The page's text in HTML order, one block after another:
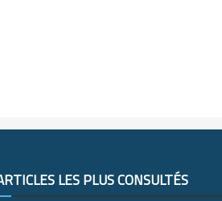
LES PLUS CONSULTÉS